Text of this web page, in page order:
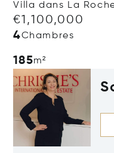
Villa dans La
€1,100,000
4Chambres
185m²